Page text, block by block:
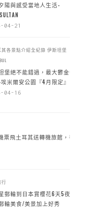
陽與感受當地人生活-
04-21
各景點介紹全紀錄 伊斯坦堡
堡絕不能錯過，最大鬱金香
米爾安公園『4月限定』
04-16
飛土耳其送轉機旅館，手
行
郵輪到日本賞櫻花6天5夜，
輪美食/美景加上好秀